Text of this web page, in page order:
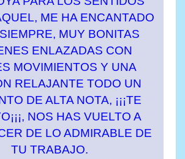
ME HA ENCANTADO
MUY BONITAS
ENLAZADAS CON
MOVIMIENTOS Y UNA
RELAJANTE TODO UN
DE ALTA NOTA, ¡¡¡TE
NOS HAS VUELTO A
DE LO ADMIRABLE DE
TU TRABAJO.